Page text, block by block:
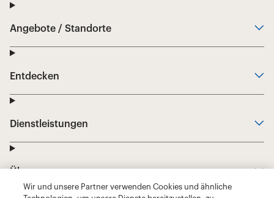
Wir und unsere Partner verwenden Cookies und ähnliche